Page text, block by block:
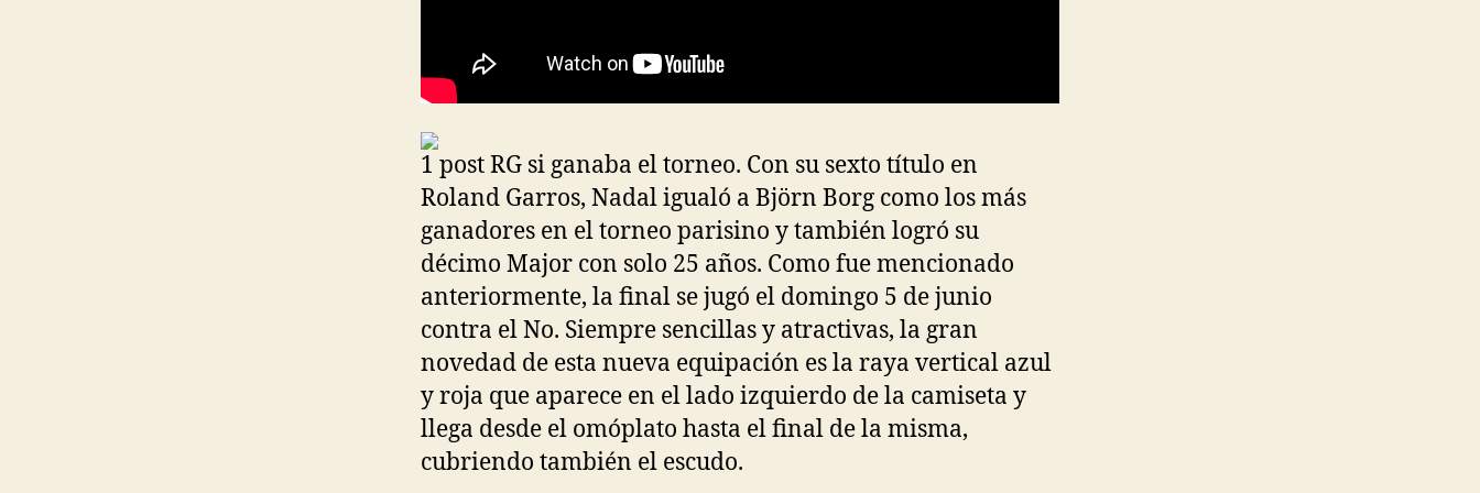
1 post RG si ganaba el torneo. Con su sexto título en
Roland Garros, Nadal igualó a Björn Borg como los más
ganadores en el torneo parisino y también logró su
décimo Major con solo 25 años. Como fue mencionado
anteriormente, la final se jugó el domingo 5 de junio
contra el No. Siempre sencillas y atractivas, la gran
novedad de esta nueva equipación es la raya vertical azul
y roja que aparece en el lado izquierdo de la camiseta y
llega desde el omóplato hasta el final de la misma,
cubriendo también el escudo.